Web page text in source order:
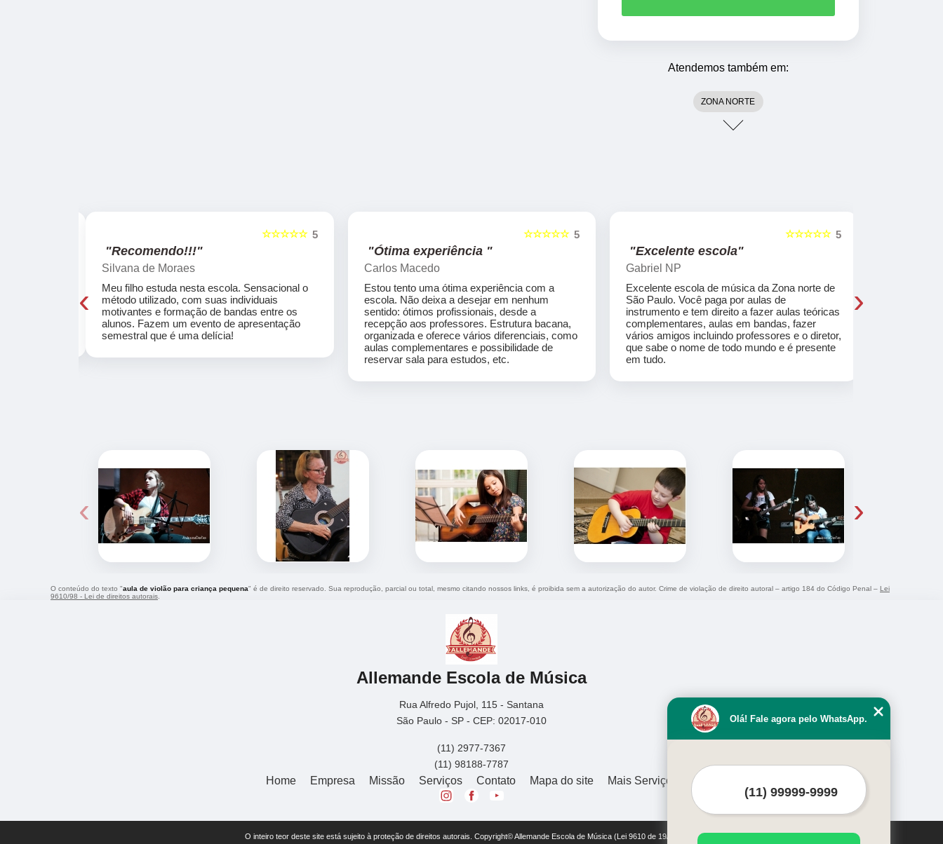
Atendemos também em:
ZONA NORTE
5
☆☆☆☆☆
"Recomendo!!!"
Silvana de Moraes
Meu filho estuda nesta escola. Sensacional o
método utilizado, com suas individuais
motivantes e formação de bandas entre os
alunos. Fazem um evento de apresentação
semestral que é uma delícia!
5
☆☆☆☆☆
"Ótima experiência "
Carlos Macedo
Estou tento uma ótima experiência com a
escola. Não deixa a desejar em nenhum
sentido: ótimos profissionais, desde a
recepção aos professores. Estrutura bacana,
organizada e oferece vários diferenciais, como
aulas complementares e possibilidade de
reservar sala para estudos, etc.
5
☆☆☆☆☆
"Excelente escola"
Gabriel NP
Excelente escola de música da Zona norte de
São Paulo. Você paga por aulas de
instrumento e tem direito a fazer aulas teóricas
complementares, aulas em bandas, fazer
vários amigos incluindo professores e o diretor,
que sabe o nome de todo mundo e é presente
em tudo.
‹ ›
‹ ›
O conteúdo do texto "aula de violão para criança pequena" é de direito reservado. Sua reprodução, parcial ou total, mesmo citando nossos links, é proibida sem a autorização do autor. Crime de violação de direito autoral – artigo 184 do Código Penal – Lei
9610/98 - Lei de direitos autorais
Allemande Escola de Música
Rua Alfredo Pujol, 115 - Santana
São Paulo - SP - CEP: 02017-010
(11) 2977-7367
(11) 98188-7787
Home Empresa Missão Serviços Contato Mapa do site Mais Serviços
O inteiro teor deste site está sujeito à proteção de direitos autorais. Copyright© Allemande Escola de Música (Lei 9610 de 19/02/1998)
Olá! Fale agora pelo WhatsApp.